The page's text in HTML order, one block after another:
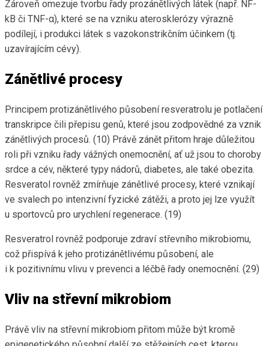
Zároveň omezuje tvorbu řady prozánětlivých látek (např. NF-
kB či TNF-α), které se na vzniku aterosklerózy výrazně
podílejí, i produkci látek s vazokonstrikčním účinkem (tj.
uzavírajícím cévy).
Zánětlivé procesy
Principem protizánětlivého působení resveratrolu je potlačení
transkripce čili přepisu genů, které jsou zodpovědné za vznik
zánětlivých procesů. (10) Právě zánět přitom hraje důležitou
roli při vzniku řady vážných onemocnění, ať už jsou to choroby
srdce a cév, některé typy nádorů, diabetes, ale také obezita.
Resveratol rovněž zmírňuje zánětlivé procesy, které vznikají
ve svalech po intenzivní fyzické zátěži, a proto jej lze využít
u sportovců pro urychlení regenerace. (19)
Resveratrol rovněž podporuje zdraví střevního mikrobiomu,
což přispívá k jeho protizánětlivému působení, ale
i k pozitivnímu vlivu v prevenci a léčbě řady onemocnění. (29)
Vliv na střevní mikrobiom
Právě vliv na střevní mikrobiom přitom může být kromě